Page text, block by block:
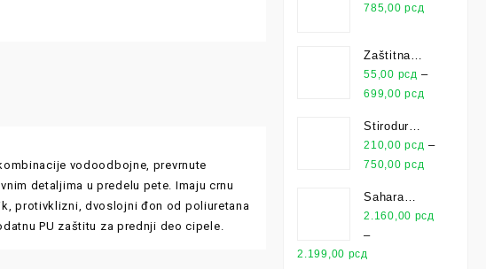
vodoodbojne, prevrnute
detaljima u predelu pete. Imaju crnu
protivklizni, dvoslojni đon od poliuretana
PU zaštitu za prednji deo cipele.
Univerzalno
785,00рсд
Zaštitna
Folija
55,00 рсд –
699,00рсд
Stirodur
XPS
210,00рсд –
750,00рсд
Sahara
Maxidecor
1L
2.160,00 рсд
–
2.199,00 рсд